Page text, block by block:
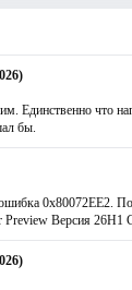
Единственно что
бы.
0х80072EE2.
Версия 26H1